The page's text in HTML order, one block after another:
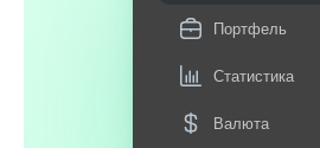
Портфель
Статистика
Валюта